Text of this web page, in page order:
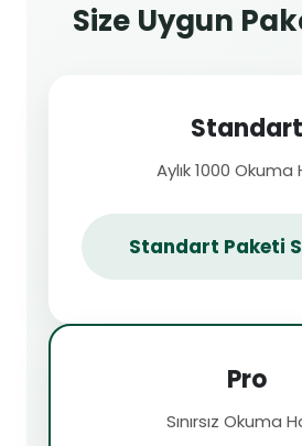
Size Uygun
Standart
Aylık 1000 Okuma
Standart Paketi
Pro
Sınırsız Okuma